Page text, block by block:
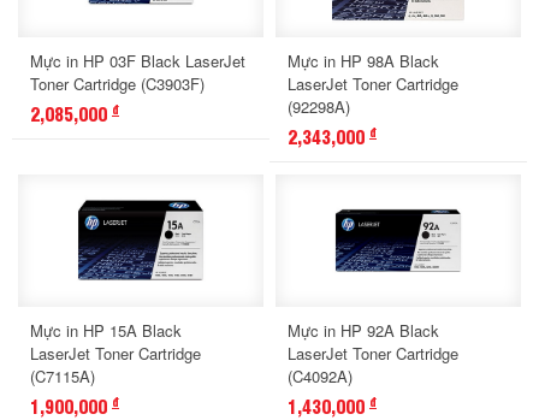
Mực in HP 03F Black LaserJet
Toner Cartridge (C3903F)
2,085,000 đ
Mực in HP 98A Black
LaserJet Toner Cartridge
(92298A)
2,343,000 đ
Mực in HP 15A Black
LaserJet Toner Cartridge
(C7115A)
1,900,000 đ
Mực in HP 92A Black
LaserJet Toner Cartridge
(C4092A)
1,430,000 đ